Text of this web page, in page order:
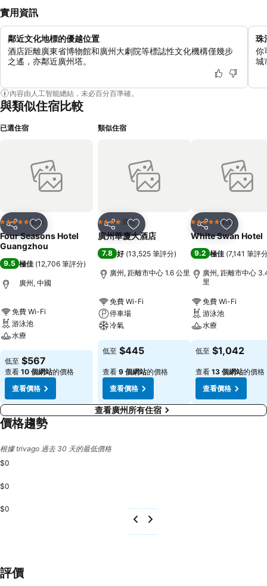
實用資訊
鄰近文化地標的優越位置
酒店距離廣東省博物館和廣州大劇院等標誌性文化機構僅幾步
之遙，亦鄰近廣州塔。
珠
你
城
內容由人工智能總結，未必百分百準確。
與類似住宿比較
已選住宿
分享 放到收藏夾
5 星級 酒店
Four Seasons Hotel
Guangzhou
9.5 極佳 (12,706 筆評分)
廣州, 中國
免費 Wi-Fi
游泳池
水療
低至 $567
查看 10 個網站的價格
查看價格
類似住宿
分享 放到收藏夾
4 星級 酒店
廣州華廈大酒店
7.8 好 (13,525 筆評分)
廣州, 距離市中心 1.6 公里
免費 Wi-Fi
停車場
冷氣
低至 $445
查看 9 個網站的價格
查看價格
分享 放到收藏
5 星級 酒店
White Swan Hotel
9.2 極佳 (7,141 筆評
廣州, 距離市中心
里
免費 Wi-Fi
游泳池
水療
低至 $1,042
查看 13 個網站的價格
查看價格
查看廣州所有住宿
價格趨勢
根據 trivago 過去 30 天的最低價格
$0
$0
$0
評價